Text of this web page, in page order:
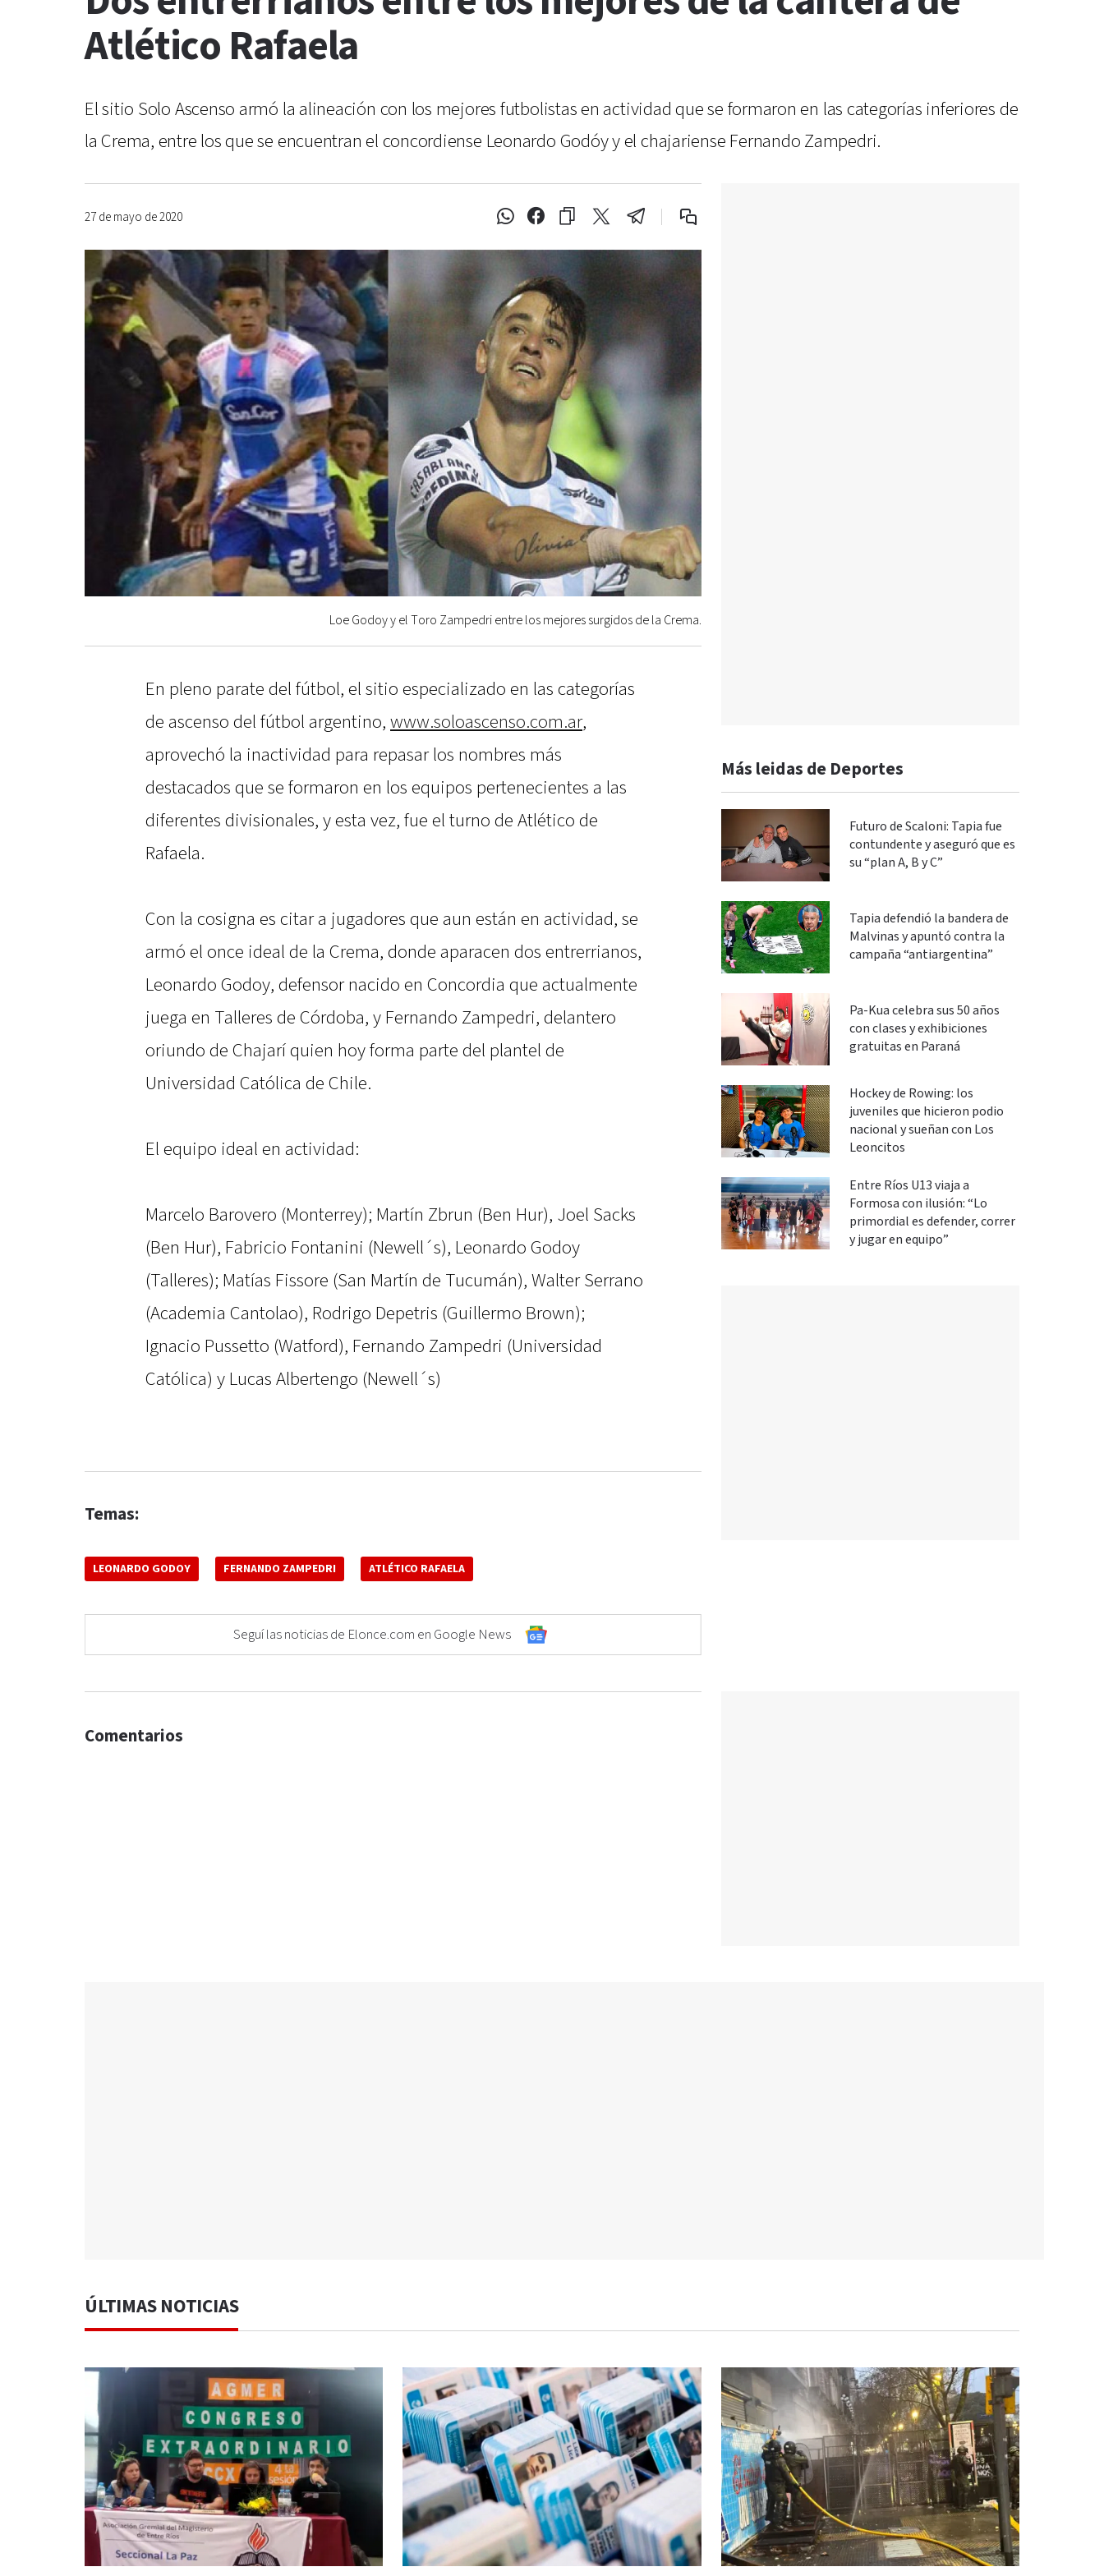
Atlético Rafaela
El sitio Solo Ascenso armó la alineación con los mejores futbolistas en actividad que se formaron en las categorías inferiores de
la Crema, entre los que se encuentran el concordiense Leonardo Godóy y el chajariense Fernando Zampedri.
27 de mayo de 2020
Loe Godoy y el Toro Zampedri entre los mejores surgidos de la Crema.
En pleno parate del fútbol, el sitio especializado en las categorías
de ascenso del fútbol argentino, www.soloascenso.com.ar,
aprovechó la inactividad para repasar los nombres más
destacados que se formaron en los equipos pertenecientes a las
diferentes divisionales, y esta vez, fue el turno de Atlético de
Rafaela.
Con la cosigna es citar a jugadores que aun están en actividad, se
armó el once ideal de la Crema, donde aparacen dos entrerrianos,
Leonardo Godoy, defensor nacido en Concordia que actualmente
juega en Talleres de Córdoba, y Fernando Zampedri, delantero
oriundo de Chajarí quien hoy forma parte del plantel de
Universidad Católica de Chile.
El equipo ideal en actividad:
Marcelo Barovero (Monterrey); Martín Zbrun (Ben Hur), Joel Sacks
(Ben Hur), Fabricio Fontanini (Newell´s), Leonardo Godoy
(Talleres); Matías Fissore (San Martín de Tucumán), Walter Serrano
(Academia Cantolao), Rodrigo Depetris (Guillermo Brown);
Ignacio Pussetto (Watford), Fernando Zampedri (Universidad
Católica) y Lucas Albertengo (Newell´s)
Temas:
LEONARDO GODOY FERNANDO ZAMPEDRI ATLÉTICO RAFAELA
Seguí las noticias de Elonce.com en Google News
Más leidas de Deportes
Futuro de Scaloni: Tapia fue
contundente y aseguró que es
su “plan A, B y C”
Tapia defendió la bandera de
Malvinas y apuntó contra la
campaña “antiargentina”
Pa-Kua celebra sus 50 años
con clases y exhibiciones
gratuitas en Paraná
Hockey de Rowing: los
juveniles que hicieron podio
nacional y sueñan con Los
Leoncitos
Entre Ríos U13 viaja a
Formosa con ilusión: “Lo
primordial es defender, correr
y jugar en equipo”
Comentarios
ÚLTIMAS NOTICIAS